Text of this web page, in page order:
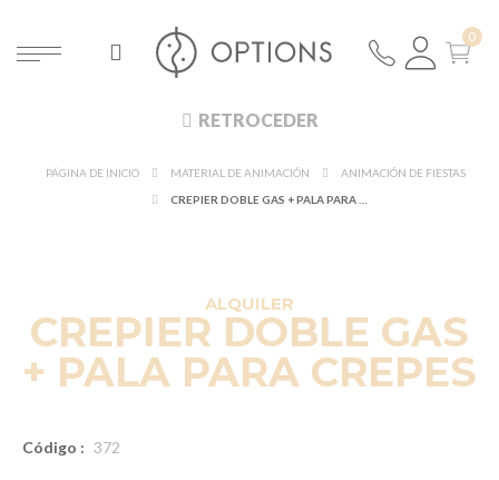
RETROCEDER
PÁGINA DE INICIO MATERIAL DE ANIMACIÓN
ANIMACIÓN DE FIESTAS
ALQUILER
CREPIER DOBLE GAS
+ PALA PARA CREPES
Código : 372